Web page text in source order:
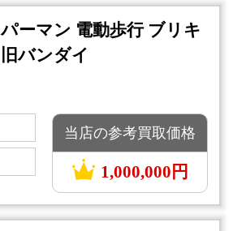
パーマン 電動歩行 ブリキ
旧バンダイ
当店の参考買取価格
1,000,000円